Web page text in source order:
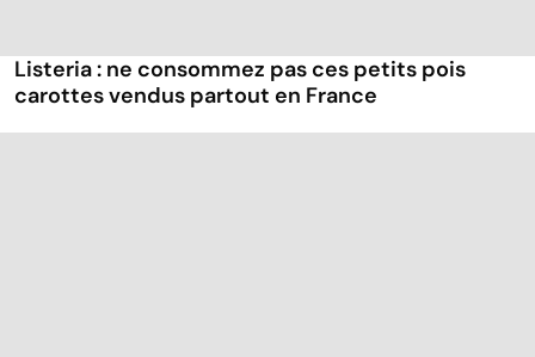
Listeria : ne consommez pas ces petits pois
carottes vendus partout en France